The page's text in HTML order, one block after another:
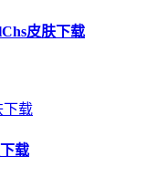
皮肤下载
载